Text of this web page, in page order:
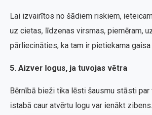
Lai izvairītos no šādiem riskiem,
uz cietas, līdzenas virsmas, piemēram,
pārliecināties, ka tam ir pietiekama gaisa
5. Aizver logus, ja tuvojas vētra
Bērnībā bieži tika lēsti šausmu stāsti par
istabā caur atvērtu logu var ienākt